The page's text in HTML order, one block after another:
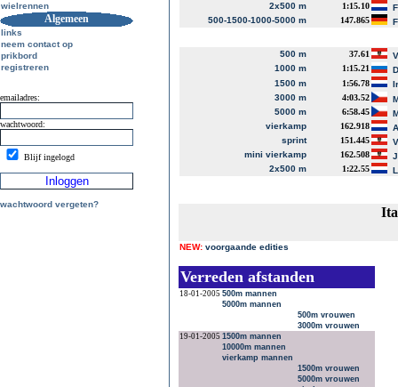
wielrennen
Algemeen
links
neem contact op
prikbord
registreren
emailadres:
wachtwoord:
Blijf ingelogd
wachtwoord vergeten?
2x500 m
1:15.10
500-1500-1000-5000 m
147.865
500 m 37.61
1000 m
1:15.21
1500 m
1:56.78
3000 m
4:03.52
5000 m
6:58.45
vierkamp
162.918
sprint
151.445
mini vierkamp
162.508
2x500 m
1:22.55
NEW: voorgaande edities
Verreden afstanden
18-01-2005 500m mannen
5000m mannen
500m vrouwen
3000m vrouwen
19-01-2005 1500m mannen
10000m mannen
vierkamp mannen
1500m vrouwen
5000m vrouwen